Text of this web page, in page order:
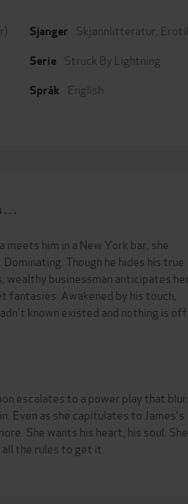
Sjanger Skjønnlitteratur
Serie Struck By Lightning
Språk English
. .
him in a New York bar, she
Though he hides his true
businessman anticipates
Awakened by his touch,
known existed and nothing is off
escalates to a power play that
Even as she capitulates to James's
She wants his heart, his soul. She
the rules to get it.